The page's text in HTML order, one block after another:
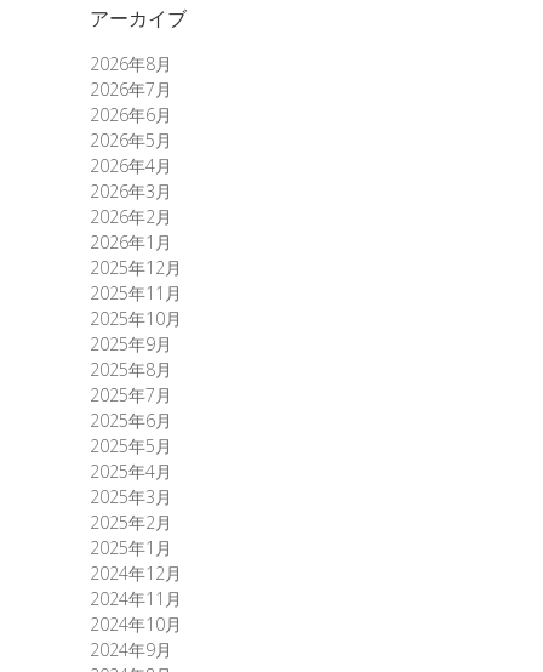
アーカイブ
2026年8月
2026年7月
2026年6月
2026年5月
2026年4月
2026年3月
2026年2月
2026年1月
2025年12月
2025年11月
2025年10月
2025年9月
2025年8月
2025年7月
2025年6月
2025年5月
2025年4月
2025年3月
2025年2月
2025年1月
2024年12月
2024年11月
2024年10月
2024年9月